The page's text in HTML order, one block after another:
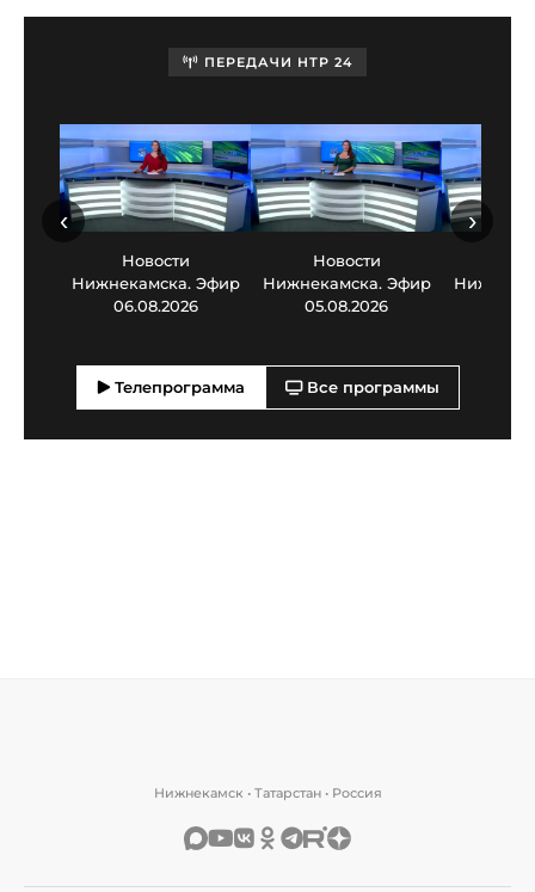
ПЕРЕДАЧИ НТР 24
Новости
Нижнекамска. Эфир
06.08.2026
Новости
Нижнекамска. Эфир
05.08.2026
‹ ›
Телепрограмма Все программы
Нижнекамск • Татарстан • Россия